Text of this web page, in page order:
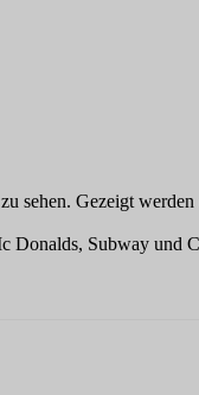
Gezeigt
Subway und